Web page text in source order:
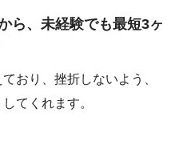
ら、未経験でも最短3ヶ
おり、挫折しないよう、
てくれます。